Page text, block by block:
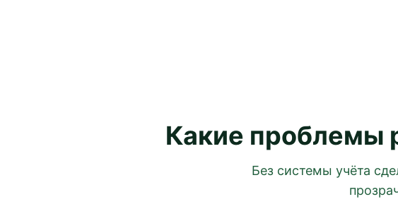
Какие проблемы
Без системы учёта